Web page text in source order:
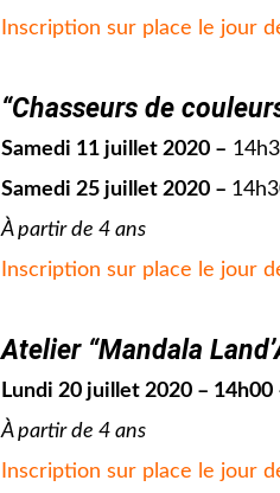
Inscription sur place le jour
“Chasseurs de
Samedi 11 juillet 2020 –
Samedi 25 juillet 2020 –
À partir de 4 ans
Inscription sur place le jour
Atelier “Mandala
Lundi 20 juillet 2020 – 14h00
À partir de 4 ans
Inscription sur place le jour